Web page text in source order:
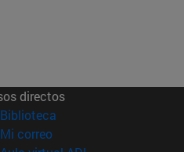
directos
Biblioteca (abre en nueva
Mi correo(abre en nueva ventana)